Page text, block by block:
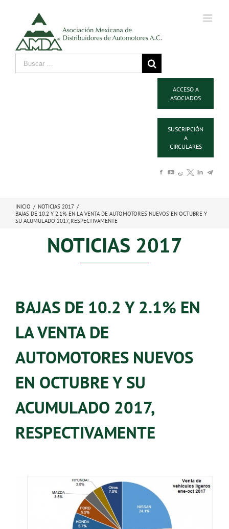
ACCESO A
ASOCIADOS
SUSCRIPCIÓN
A
CIRCULARES
INICIO / NOTICIAS 2017 /
BAJAS DE 10.2 Y 2.1% EN LA VENTA DE AUTOMOTORES NUEVOS EN OCTUBRE Y
SU ACUMULADO 2017, RESPECTIVAMENTE
NOTICIAS 2017
BAJAS DE 10.2 Y 2.1% EN
LA VENTA DE
AUTOMOTORES NUEVOS
EN OCTUBRE Y SU
ACUMULADO 2017,
RESPECTIVAMENTE